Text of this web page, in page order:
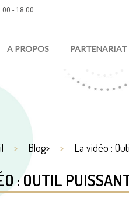
- 18.00
A PROPOS PARTENARIAT
Blog> La vidéo :
: OUTIL